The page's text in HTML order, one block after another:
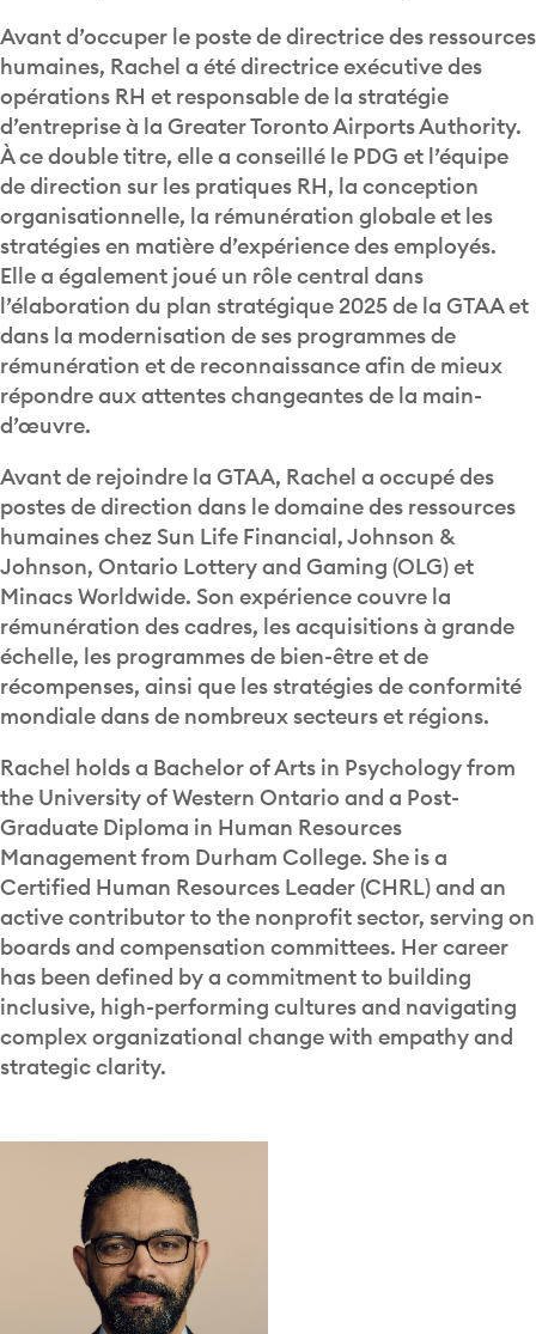
Avant d’occuper le poste de directrice des ressources
humaines, Rachel a été directrice exécutive des
opérations RH et responsable de la stratégie
d’entreprise à la Greater Toronto Airports Authority.
À ce double titre, elle a conseillé le PDG et l’équipe
de direction sur les pratiques RH, la conception
organisationnelle, la rémunération globale et les
stratégies en matière d’expérience des employés.
Elle a également joué un rôle central dans
l’élaboration du plan stratégique 2025 de la GTAA et
dans la modernisation de ses programmes de
rémunération et de reconnaissance afin de mieux
répondre aux attentes changeantes de la main-
d’œuvre.
Avant de rejoindre la GTAA, Rachel a occupé des
postes de direction dans le domaine des ressources
humaines chez Sun Life Financial, Johnson &
Johnson, Ontario Lottery and Gaming (OLG) et
Minacs Worldwide. Son expérience couvre la
rémunération des cadres, les acquisitions à grande
échelle, les programmes de bien-être et de
récompenses, ainsi que les stratégies de conformité
mondiale dans de nombreux secteurs et régions.
Rachel holds a Bachelor of Arts in Psychology from
the University of Western Ontario and a Post-
Graduate Diploma in Human Resources
Management from Durham College. She is a
Certified Human Resources Leader (CHRL) and an
active contributor to the nonprofit sector, serving on
boards and compensation committees. Her career
has been defined by a commitment to building
inclusive, high-performing cultures and navigating
complex organizational change with empathy and
strategic clarity.